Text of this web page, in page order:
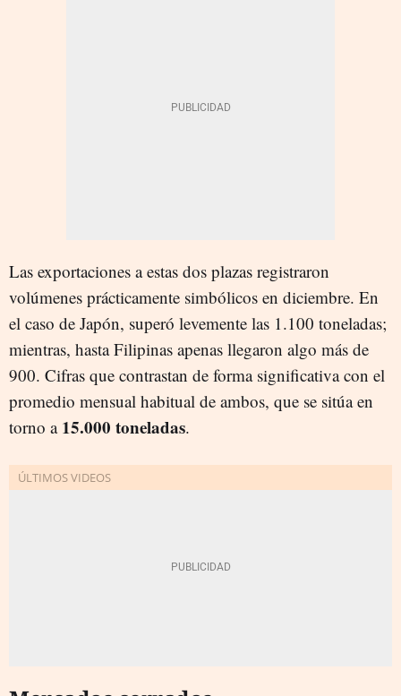
Las exportaciones a estas dos plazas registraron
volúmenes prácticamente simbólicos en diciembre. En
el caso de Japón, superó levemente las 1.100 toneladas;
mientras, hasta Filipinas apenas llegaron algo más de
900. Cifras que contrastan de forma significativa con el
promedio mensual habitual de ambos, que se sitúa en
torno a 15.000 toneladas.